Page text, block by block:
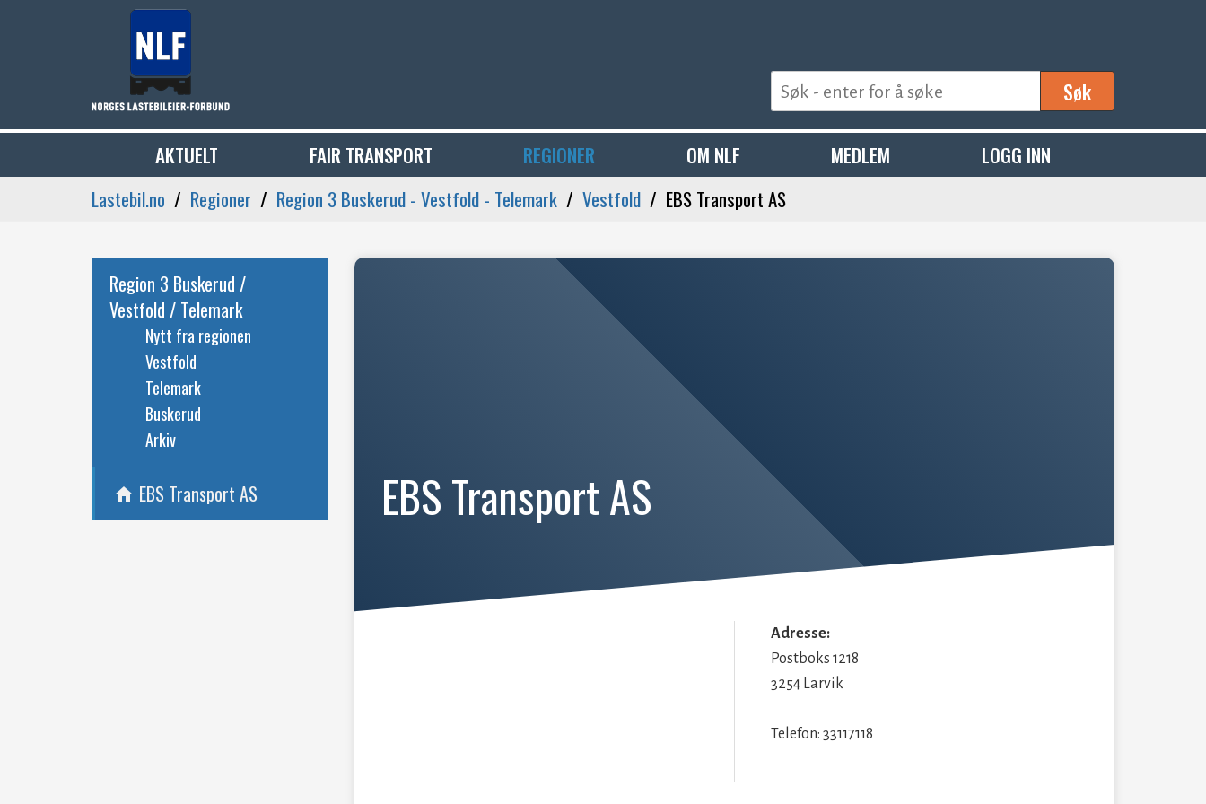
Søk
AKTUELT FAIR TRANSPORT REGIONER OM NLF MEDLEM
LOGG INN
Lastebil.no
Regioner Region 3 Buskerud - Vestfold - Telemark Vestfold EBS Transport AS
Region 3 Buskerud /
Vestfold / Telemark
Nytt fra regionen
Vestfold
Telemark
Buskerud
Arkiv
home EBS Transport AS EBS Transport AS
Adresse:
Postboks 1218
3254 Larvik
Telefon: 33117118